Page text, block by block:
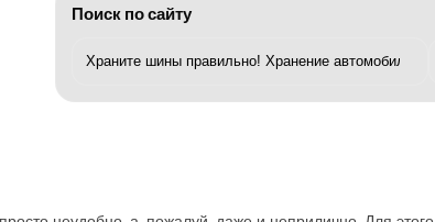
Поиск по сайту